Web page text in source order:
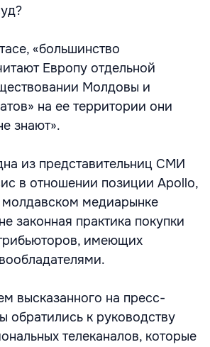
«большинство
Европу отдельной
Молдовы и
на ее территории они
знают».
из представительниц СМИ
в отношении позиции Apollo,
молдавском медиарынке
законная практика покупки
имеющих
высказанного на пресс-
обратились к руководству
телеканалов, которые